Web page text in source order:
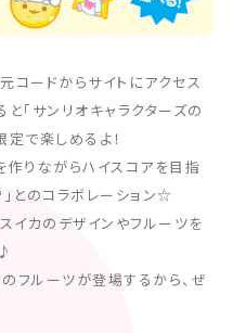
コードからサイトにアクセス
「サンリオキャラクターズの
で楽しめるよ！
作りながらハイスコアを目指
とのコラボレーション☆
イカのデザインやフルーツを
フルーツが登場するから、ぜ